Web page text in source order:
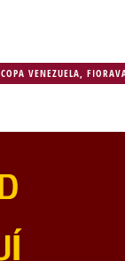
COPA VENEZUELA,